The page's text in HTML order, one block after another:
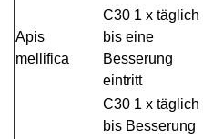
Apis
mellifica
C30 1 x täglich
bis eine
Besserung
eintritt
C30 1 x täglich
bis Besserung